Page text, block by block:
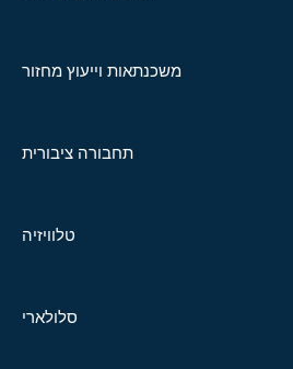
משכנתאות וייעוץ מחזור
תחבורה ציבורית
טלוויזיה
סלולארי